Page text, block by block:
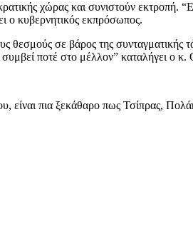
χώρας και συνιστούν εκτροπή.
ο κυβερνητικός εκπρόσωπος.
θεσμούς σε βάρος της συνταγματικής
ποτέ στο μέλλον” καταλήγει ο κ.
πια ξεκάθαρο πως Τσίπρας,